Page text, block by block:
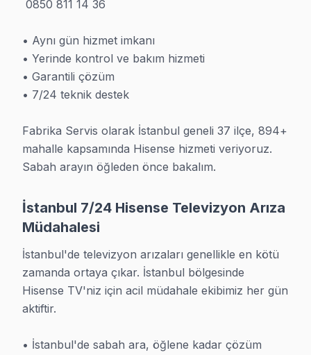
• Aynı gün hizmet imkanı
• Yerinde kontrol ve bakım hizmeti
• Garantili çözüm
• 7/24 teknik destek
Fabrika Servis olarak İstanbul geneli 37 ilçe, 894+
mahalle kapsamında Hisense hizmeti veriyoruz.
Sabah arayın öğleden önce bakalım.
İstanbul 7/24 Hisense Televizyon Arıza
Müdahalesi
İstanbul'de televizyon arızaları genellikle en kötü
zamanda ortaya çıkar. İstanbul bölgesinde
Hisense TV'niz için acil müdahale ekibimiz her gün
aktiftir.
• İstanbul'de sabah ara, öğlene kadar çözüm